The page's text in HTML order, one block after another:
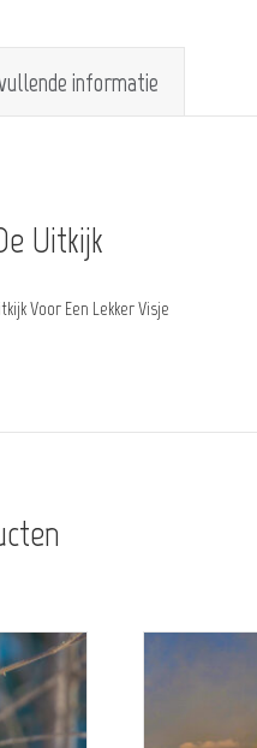
informatie
Uitkijk
Voor Een Lekker Visje